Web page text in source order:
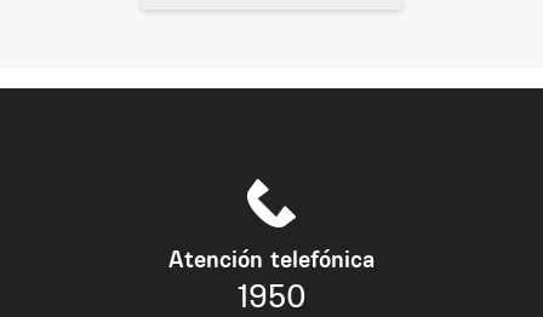
Atención telefónica
1950